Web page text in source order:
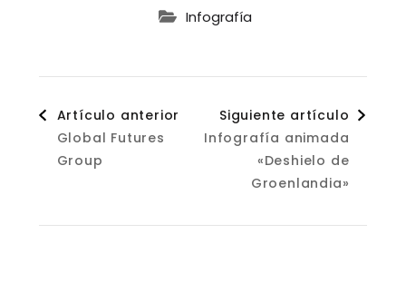
Infografía
Navegación
de
entradas
Artículo anterior
Global Futures
Group
Siguiente artículo
Infografía animada
«Deshielo de
Groenlandia»